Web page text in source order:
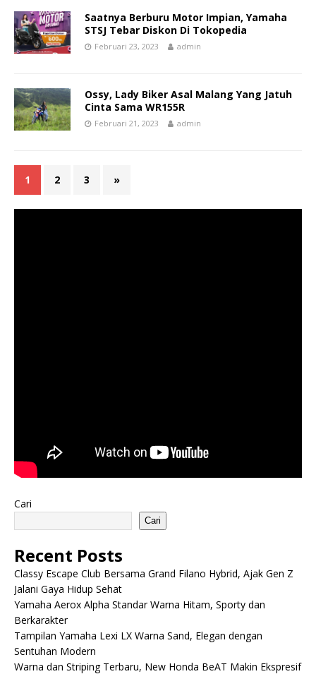
Saatnya Berburu Motor Impian, Yamaha
STSJ Tebar Diskon Di Tokopedia
Februari 23, 2023 admin
Ossy, Lady Biker Asal Malang Yang Jatuh
Cinta Sama WR155R
Februari 21, 2023 admin
1 2 3 »
Cari
Cari
Recent Posts
Classy Escape Club Bersama Grand Filano Hybrid, Ajak Gen Z
Jalani Gaya Hidup Sehat
Yamaha Aerox Alpha Standar Warna Hitam, Sporty dan
Berkarakter
Tampilan Yamaha Lexi LX Warna Sand, Elegan dengan
Sentuhan Modern
Warna dan Striping Terbaru, New Honda BeAT Makin Ekspresif